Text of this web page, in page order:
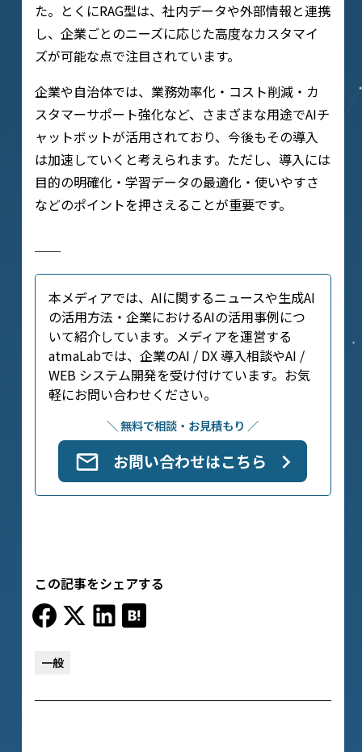
た。とくにRAG型は、社内データや外部情報と連携
し、企業ごとのニーズに応じた高度なカスタマイ
ズが可能な点で注目されています。
企業や自治体では、業務効率化・コスト削減・カ
スタマーサポート強化など、さまざまな用途でAIチ
ャットボットが活用されており、今後もその導入
は加速していくと考えられます。ただし、導入には
目的の明確化・学習データの最適化・使いやすさ
などのポイントを押さえることが重要です。
──
本メディアでは、AIに関するニュースや生成AI
の活用方法・企業におけるAIの活用事例につ
いて紹介しています。メディアを運営する
atmaLabでは、企業のAI / DX 導入相談やAI /
WEB システム開発を受け付けています。お気
軽にお問い合わせください。
＼ 無料で相談・お見積もり ／
お問い合わせはこちら
この記事をシェアする
一般